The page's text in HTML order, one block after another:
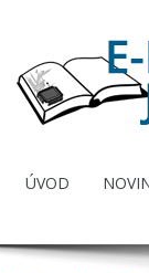
ÚVOD